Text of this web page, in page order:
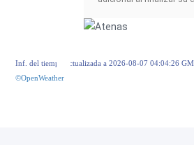
Inf. del tiempo actualizada a 2026-08-07 04:04:26
©OpenWeather